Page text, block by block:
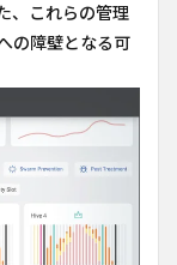
、これらの管理
の障壁となる可